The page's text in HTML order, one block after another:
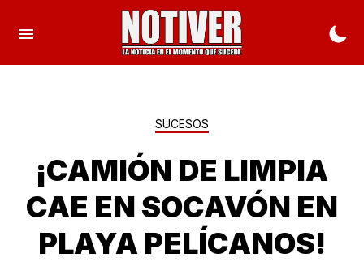
SUCESOS
¡CAMIÓN DE LIMPIA
CAE EN SOCAVÓN EN
PLAYA PELÍCANOS!